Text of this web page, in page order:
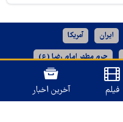
ایران آمریکا
حرم مطهر امام رضا (ع)
فیلم آخرین اخبار